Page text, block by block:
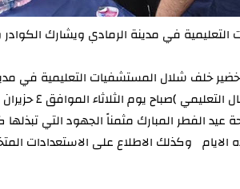
التعليمية في مدينة الرمادي ويشارك
خضير خلف شلال المستشفيات التعليمية في
عيد الفطر المبارك مثمناً الجهود التي
وكذلك الاطلاع على الاستعدادات